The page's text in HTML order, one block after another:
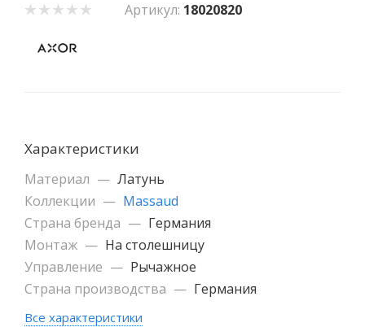
Артикул: 18020820
Характеристики
Материал — Латунь
Коллекции — Massaud
Страна бренда — Германия
Монтаж — На столешницу
Управление — Рычажное
Страна производства — Германия
Все характеристики